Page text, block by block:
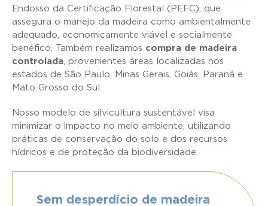
Endosso da Certificação Florestal (PEFC), que
assegura o manejo da madeira como ambientalmente
adequado, economicamente viável e socialmente
benéfico. Também realizamos compra de madeira
controlada , provenientes áreas localizadas nos
estados de São Paulo, Minas Gerais, Goiás, Paraná e
Mato Grosso do Sul.
Nosso modelo de silvicultura sustentável visa
minimizar o impacto no meio ambiente, utilizando
práticas de conservação do solo e dos recursos
hídricos e de proteção da biodiversidade.
Sem desperdício de madeira